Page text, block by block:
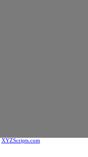
XYZScripts.com